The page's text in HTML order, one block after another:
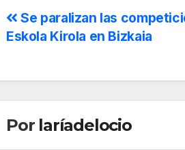
Se paralizan las
Eskola Kirola en Bizkaia
Por laríadelocio